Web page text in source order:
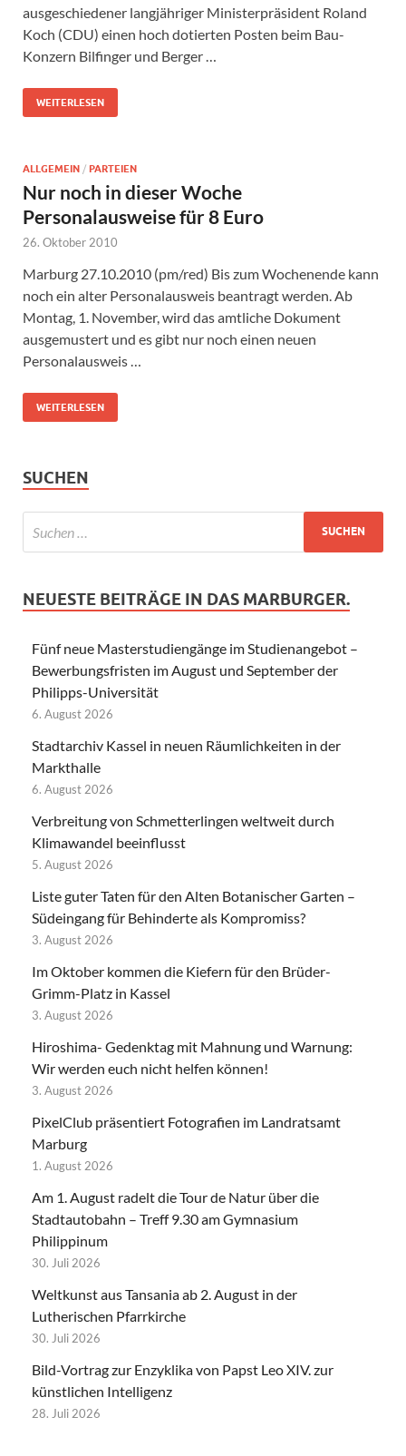
ausgeschiedener langjähriger Ministerpräsident Roland
Koch (CDU) einen hoch dotierten Posten beim Bau-
Konzern Bilfinger und Berger …
WEITERLESEN
ALLGEMEIN / PARTEIEN
Nur noch in dieser Woche
Personalausweise für 8 Euro
26. Oktober 2010
Marburg 27.10.2010 (pm/red) Bis zum Wochenende kann
noch ein alter Personalausweis beantragt werden. Ab
Montag, 1. November, wird das amtliche Dokument
ausgemustert und es gibt nur noch einen neuen
Personalausweis …
WEITERLESEN
SUCHEN
NEUESTE BEITRÄGE IN DAS MARBURGER.
Fünf neue Masterstudiengänge im Studienangebot –
Bewerbungsfristen im August und September der
Philipps-Universität
6. August 2026
Stadtarchiv Kassel in neuen Räumlichkeiten in der
Markthalle
6. August 2026
Verbreitung von Schmetterlingen weltweit durch
Klimawandel beeinflusst
5. August 2026
Liste guter Taten für den Alten Botanischer Garten –
Südeingang für Behinderte als Kompromiss?
3. August 2026
Im Oktober kommen die Kiefern für den Brüder-
Grimm-Platz in Kassel
3. August 2026
Hiroshima- Gedenktag mit Mahnung und Warnung:
Wir werden euch nicht helfen können!
3. August 2026
PixelClub präsentiert Fotografien im Landratsamt
Marburg
1. August 2026
Am 1. August radelt die Tour de Natur über die
Stadtautobahn – Treff 9.30 am Gymnasium
Philippinum
30. Juli 2026
Weltkunst aus Tansania ab 2. August in der
Lutherischen Pfarrkirche
30. Juli 2026
Bild-Vortrag zur Enzyklika von Papst Leo XIV. zur
künstlichen Intelligenz
28. Juli 2026